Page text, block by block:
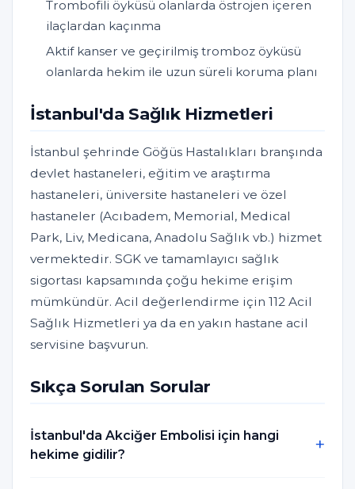
Trombofili öyküsü olanlarda östrojen içeren
ilaçlardan kaçınma
Aktif kanser ve geçirilmiş tromboz öyküsü
olanlarda hekim ile uzun süreli koruma planı
İstanbul'da Sağlık Hizmetleri
İstanbul şehrinde Göğüs Hastalıkları branşında
devlet hastaneleri, eğitim ve araştırma
hastaneleri, üniversite hastaneleri ve özel
hastaneler (Acıbadem, Memorial, Medical
Park, Liv, Medicana, Anadolu Sağlık vb.) hizmet
vermektedir. SGK ve tamamlayıcı sağlık
sigortası kapsamında çoğu hekime erişim
mümkündür. Acil değerlendirme için 112 Acil
Sağlık Hizmetleri ya da en yakın hastane acil
servisine başvurun.
Sıkça Sorulan Sorular
İstanbul'da Akciğer Embolisi için hangi
hekime gidilir?